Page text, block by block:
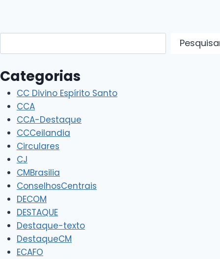
Categorias
CC Divino Espírito Santo
CCA
CCA-Destaque
CCCeilandia
Circulares
CJ
CMBrasilia
ConselhosCentrais
DECOM
DESTAQUE
Destaque-texto
DestaqueCM
ECAFO